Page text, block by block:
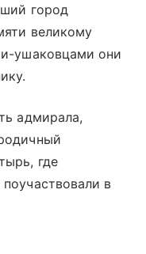
город
великому
ушаковцами они
адмирала,
где
в